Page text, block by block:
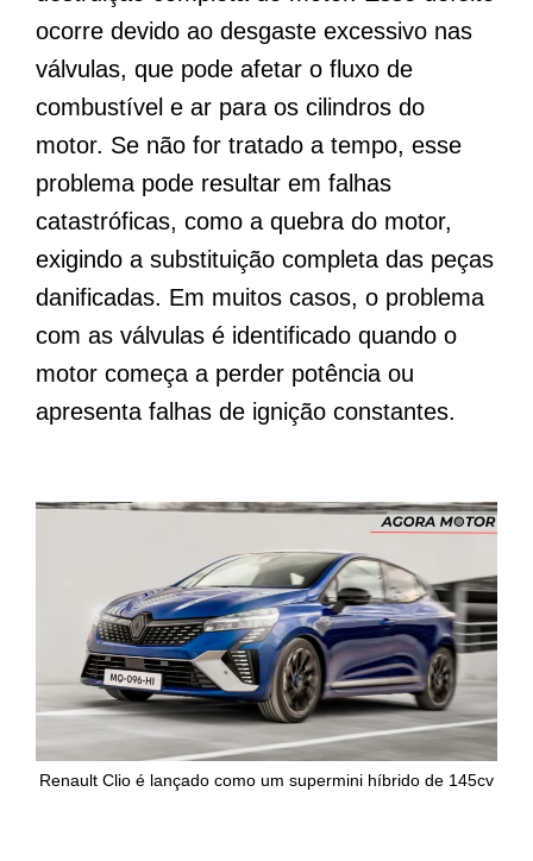
ocorre devido ao desgaste excessivo nas
válvulas, que pode afetar o fluxo de
combustível e ar para os cilindros do
motor. Se não for tratado a tempo, esse
problema pode resultar em falhas
catastróficas, como a quebra do motor,
exigindo a substituição completa das peças
danificadas. Em muitos casos, o problema
com as válvulas é identificado quando o
motor começa a perder potência ou
apresenta falhas de ignição constantes.
Renault Clio é lançado como um supermini híbrido de 145cv